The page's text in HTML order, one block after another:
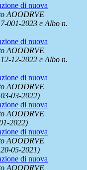
di nuova
AOODRVE
001-2023 e Albo n.
di nuova
AOODRVE
12-2022 e Albo n.
di nuova
AOODRVE
03-2022)
di nuova
AOODRVE
2022)
di nuova
AOODRVE
05-2021)
di nuova
AOODRVE